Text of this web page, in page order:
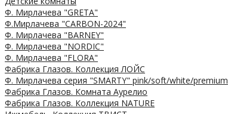
Ф. Мирлачева "GRETA"
Ф.Мирлачева "CARBON-2024"
Ф. Мирлачева "BARNEY"
Ф. Мирлачева "NORDIC"
Ф. Мирлачева "FLORA"
Фабрика Глазов. Коллекция ЛОЙС
Ф. Мирлачева серия "SMARTY" pink/soft/white/premium
Фабрика Глазов. Комната Аурелио
Фабрика Глазов. Коллекция NATURE